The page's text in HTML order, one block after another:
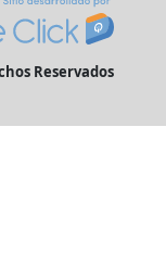
Reservados